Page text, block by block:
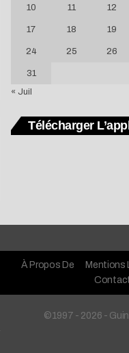
10 11 12
17 18 19
24 25 26
31
« Juil
Télécharger
À Propos De Mentions
©1997 - 2026 -